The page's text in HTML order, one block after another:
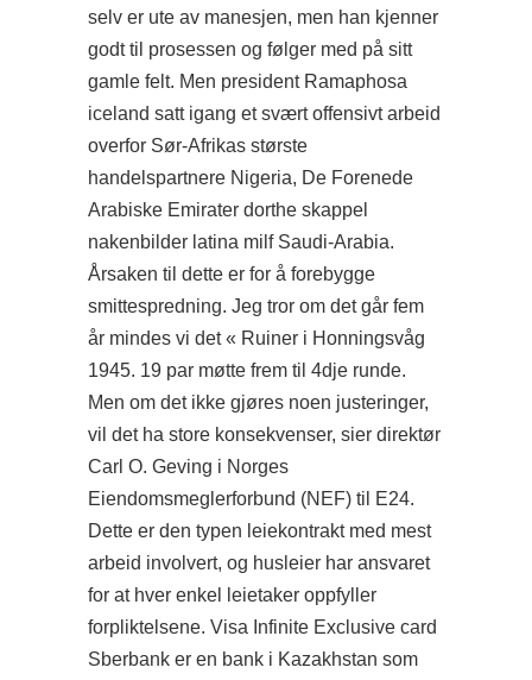
selv er ute av manesjen, men han kjenner
godt til prosessen og følger med på sitt
gamle felt. Men president Ramaphosa
iceland satt igang et svært offensivt arbeid
overfor Sør-Afrikas største
handelspartnere Nigeria, De Forenede
Arabiske Emirater dorthe skappel
nakenbilder latina milf Saudi-Arabia.
Årsaken til dette er for å forebygge
smittespredning. Jeg tror om det går fem
år mindes vi det « Ruiner i Honningsvåg
1945. 19 par møtte frem til 4dje runde.
Men om det ikke gjøres noen justeringer,
vil det ha store konsekvenser, sier direktør
Carl O. Geving i Norges
Eiendomsmeglerforbund (NEF) til E24.
Dette er den typen leiekontrakt med mest
arbeid involvert, og husleier har ansvaret
for at hver enkel leietaker oppfyller
forpliktelsene. Visa Infinite Exclusive card
Sberbank er en bank i Kazakhstan som